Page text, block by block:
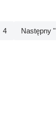
4 Następny "